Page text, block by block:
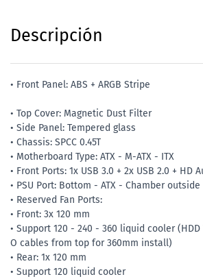
Descripción
• Front Panel: ABS + ARGB Stripe
• Top Cover: Magnetic Dust Filter
• Side Panel: Tempered glass
• Chassis: SPCC 0.45T
• Motherboard Type: ATX - M-ATX - ITX
• Front Ports: 1x USB 3.0 + 2x USB 2.0 + HD
• PSU Port: Bottom - ATX - Chamber outside
• Reserved Fan Ports:
• Front: 3x 120 mm
• Support 120 - 240 - 360 liquid cooler
O cables from top for 360mm install)
• Rear: 1x 120 mm
• Support 120 liquid cooler